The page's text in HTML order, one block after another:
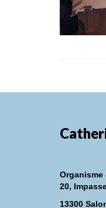
Organisme
20,
13300